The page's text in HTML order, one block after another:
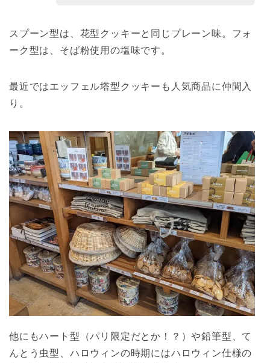
スプーン型は、花型クッキーと同じプレーン味。フォ
ーク型は、そば粉使用の塩味です。
最近ではエッフェル塔型クッキーも人気商品に仲間入
り。
他にもハート型（パリ限定だとか！？）や鉛筆型、て
んとう虫型、ハロウィンの時期にはハロウィン仕様の